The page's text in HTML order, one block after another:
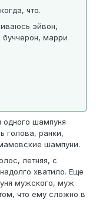
что.
эйвон,
марри
одного шампуня
голова, ранки,
шампуни.
летняя, с
хватило. Еще
мужского, муж
что ему сложно в